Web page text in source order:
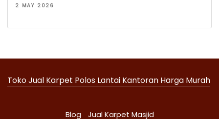
2 MAY 2026
Toko Jual Karpet Polos Lantai Kantoran Harga Murah
Blog Jual Karpet Masjid